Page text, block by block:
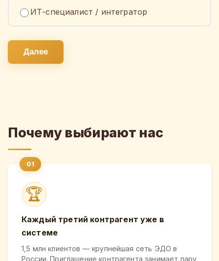
ИТ-специалист / интегратор
Далее
Почему выбирают нас
🏆
Каждый третий контрагент уже в
системе
1,5 млн клиентов — крупнейшая сеть ЭДО в
России. Приглашение контрагента занимает пару